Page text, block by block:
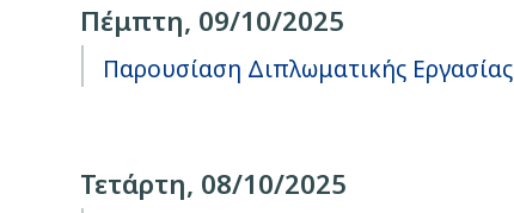
Πέμπτη, 09/10/2025
Παρουσίαση Διπλωματικής Εργασίας
Τετάρτη, 08/10/2025